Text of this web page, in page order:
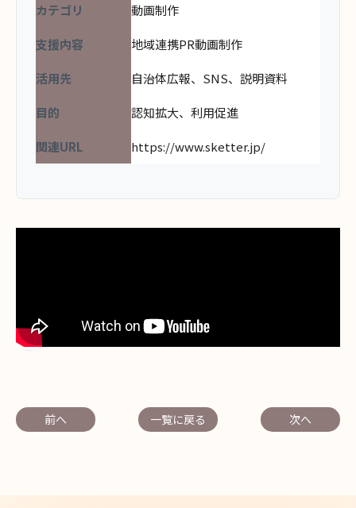
カテゴリ 動画制作
支援内容 地域連携PR動画制作
活用先 自治体広報、SNS、説明資料
目的 認知拡大、利用促進
関連URL https://www.sketter.jp/
前へ 一覧に戻る 次へ